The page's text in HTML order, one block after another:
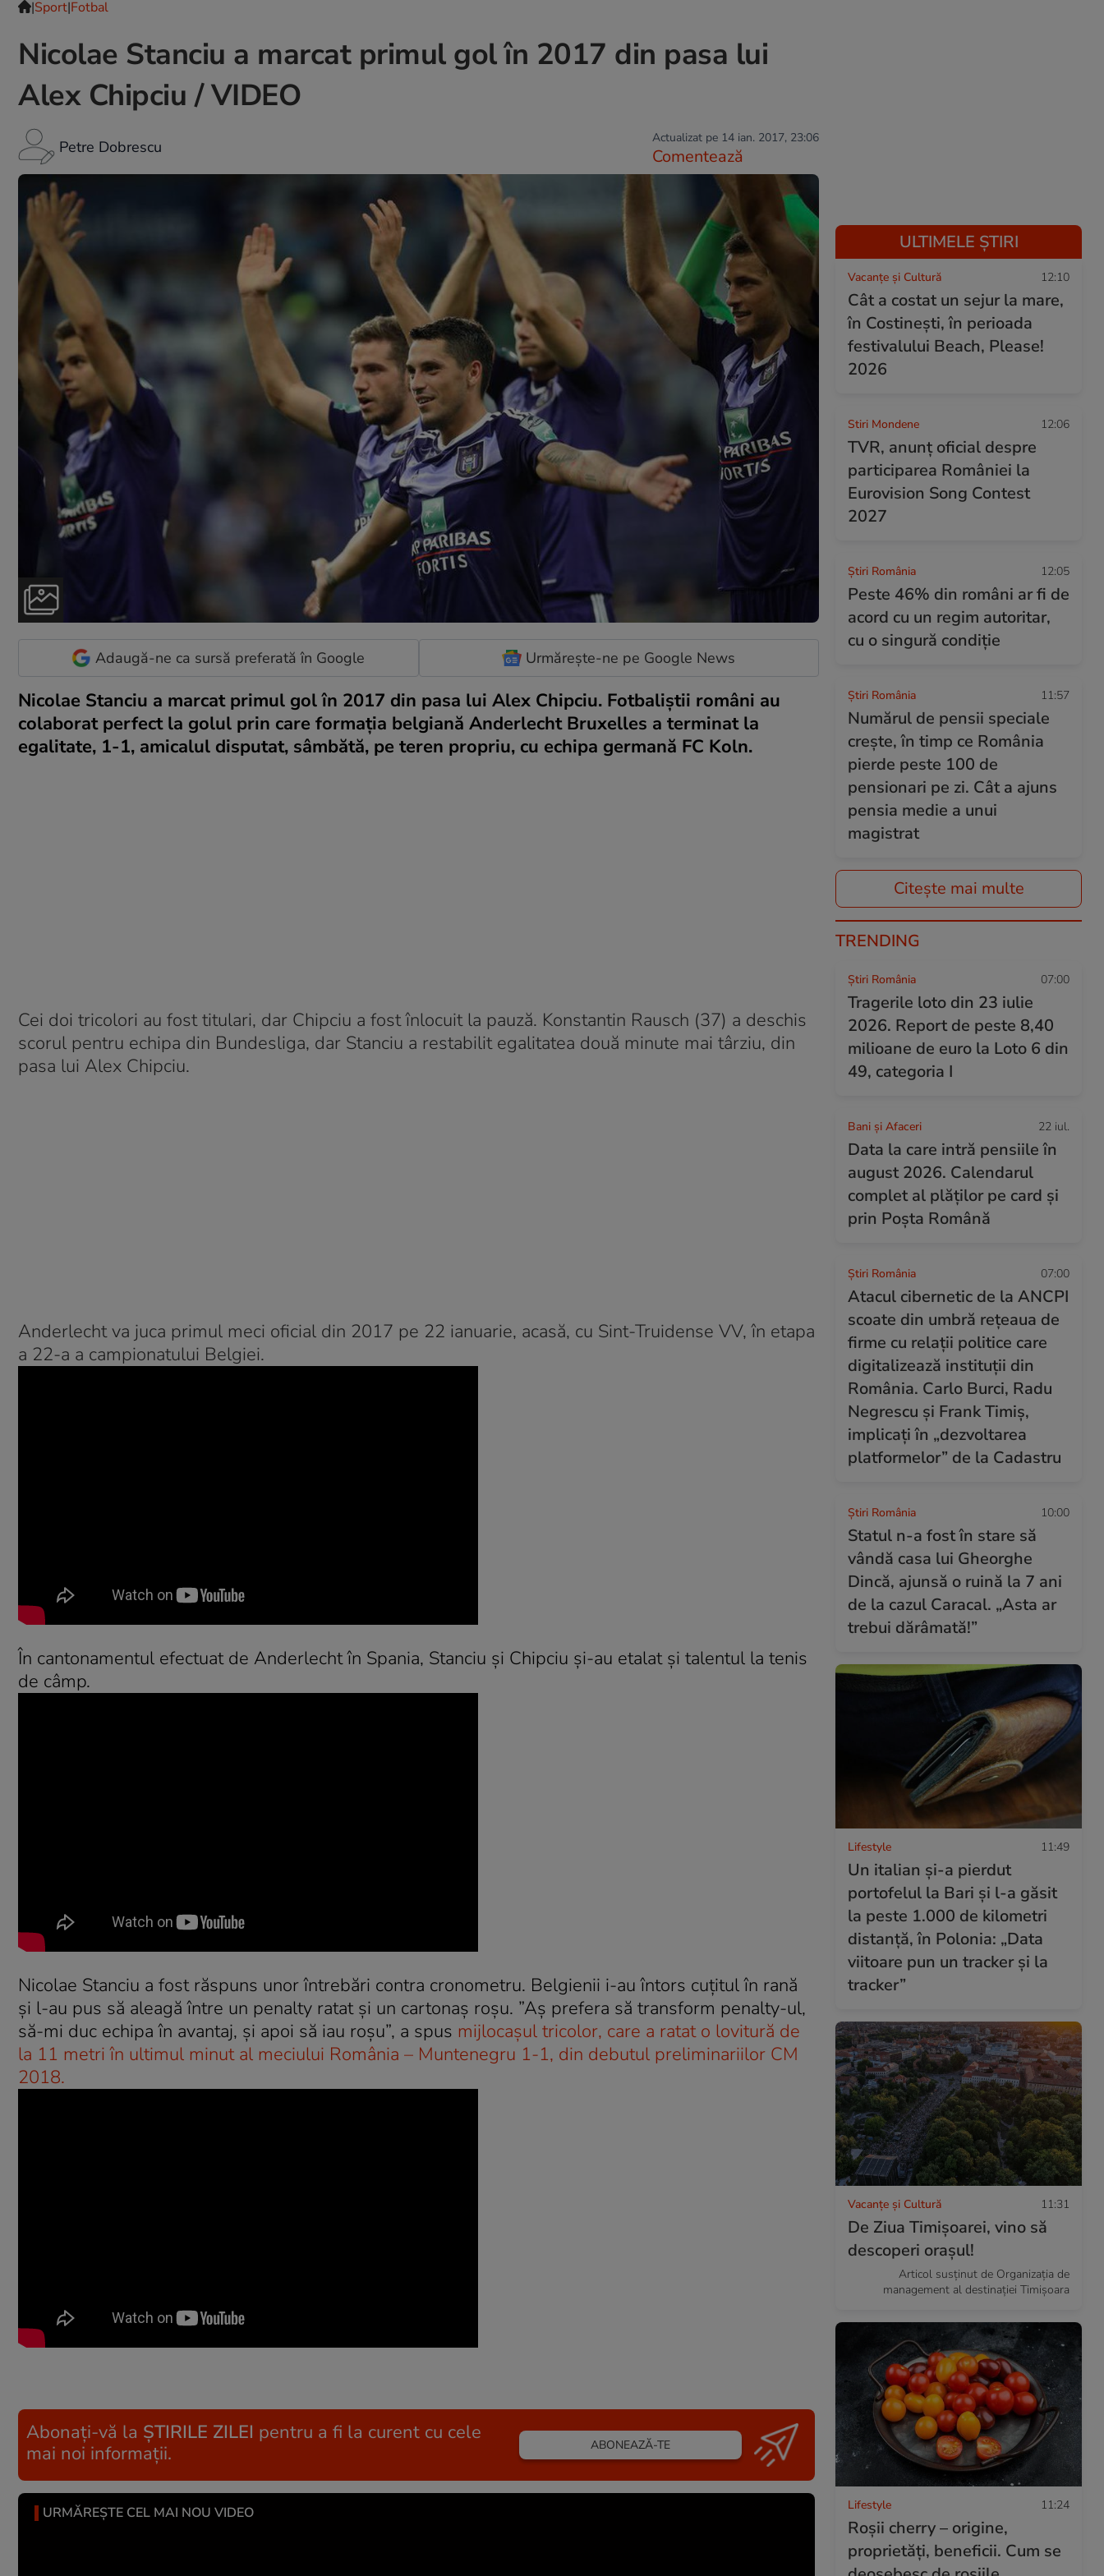
|Sport|Fotbal
Nicolae Stanciu a marcat primul gol în 2017 din pasa lui
Alex Chipciu / VIDEO
Petre Dobrescu Actualizat pe 14 ian. 2017, 23:06
Comentează
Adaugă-ne ca sursă preferată în Google Urmărește-ne pe Google News
Nicolae Stanciu a marcat primul gol în 2017 din pasa lui Alex Chipciu. Fotbaliștii români au
colaborat perfect la golul prin care formaţia belgiană Anderlecht Bruxelles a terminat la
egalitate, 1-1, amicalul disputat, sâmbătă, pe teren propriu, cu echipa germană FC Koln.
Cei doi tricolori au fost titulari, dar Chipciu a fost înlocuit la pauză. Konstantin Rausch (37) a deschis
scorul pentru echipa din Bundesliga, dar Stanciu a restabilit egalitatea două minute mai târziu, din
pasa lui Alex Chipciu.
Anderlecht va juca primul meci oficial din 2017 pe 22 ianuarie, acasă, cu Sint-Truidense VV, în etapa
a 22-a a campionatului Belgiei.
În cantonamentul efectuat de Anderlecht în Spania, Stanciu și Chipciu și-au etalat și talentul la tenis
de câmp.
Nicolae Stanciu a fost răspuns unor întrebări contra cronometru. Belgienii i-au întors cuțitul în rană
și l-au pus să aleagă între un penalty ratat și un cartonaș roșu. ”Aș prefera să transform penalty-ul,
să-mi duc echipa în avantaj, și apoi să iau roșu”, a spus mijlocașul tricolor, care a ratat o lovitură de
la 11 metri în ultimul minut al meciului România – Muntenegru 1-1, din debutul preliminariilor CM
2018.
Abonați-vă la ȘTIRILE ZILEI pentru a fi la curent cu cele
mai noi informații.
ABONEAZĂ-TE
URMĂREȘTE CEL MAI NOU VIDEO
ULTIMELE ȘTIRI
Vacanțe și Cultură 12:10
Cât a costat un sejur la mare,
în Costinești, în perioada
festivalului Beach, Please!
2026
Stiri Mondene 12:06
TVR, anunț oficial despre
participarea României la
Eurovision Song Contest
2027
Știri România 12:05
Peste 46% din români ar fi de
acord cu un regim autoritar,
cu o singură condiție
Știri România 11:57
Numărul de pensii speciale
crește, în timp ce România
pierde peste 100 de
pensionari pe zi. Cât a ajuns
pensia medie a unui
magistrat
Citește mai multe
TRENDING
Știri România 07:00
Tragerile loto din 23 iulie
2026. Report de peste 8,40
milioane de euro la Loto 6 din
49, categoria I
Bani și Afaceri 22 iul.
Data la care intră pensiile în
august 2026. Calendarul
complet al plăților pe card și
prin Poșta Română
Știri România 07:00
Atacul cibernetic de la ANCPI
scoate din umbră rețeaua de
firme cu relații politice care
digitalizează instituții din
România. Carlo Burci, Radu
Negrescu și Frank Timiș,
implicați în „dezvoltarea
platformelor” de la Cadastru
Știri România 10:00
Statul n-a fost în stare să
vândă casa lui Gheorghe
Dincă, ajunsă o ruină la 7 ani
de la cazul Caracal. „Asta ar
trebui dărâmată!”
Lifestyle 11:49
Un italian și-a pierdut
portofelul la Bari și l-a găsit
la peste 1.000 de kilometri
distanță, în Polonia: „Data
viitoare pun un tracker și la
tracker”
Vacanțe și Cultură 11:31
De Ziua Timișoarei, vino să
descoperi orașul!
Articol susținut de Organizația de
management al destinației Timișoara
Lifestyle 11:24
Roşii cherry – origine,
proprietăţi, beneficii. Cum se